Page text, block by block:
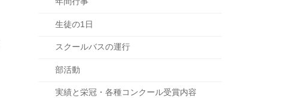
生徒の1日
スクールバスの運行
部活動
実績と栄冠・各種コンクール受賞内容